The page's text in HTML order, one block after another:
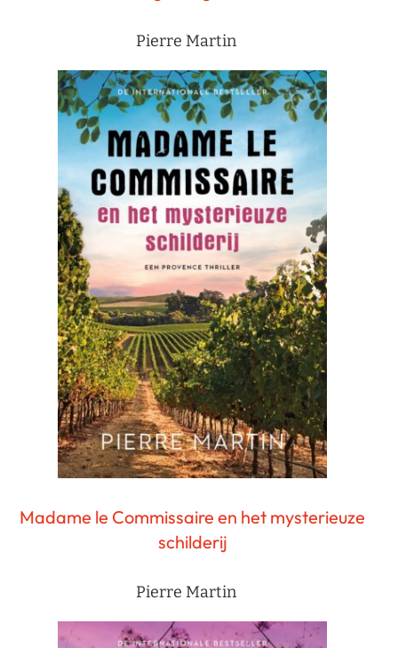
Pierre Martin
Madame le Commissaire en het mysterieuze
schilderij
Pierre Martin